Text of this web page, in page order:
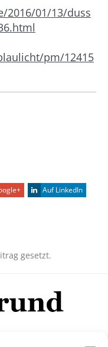
2016/01/13/duss
pm/12415
Auf LinkedIn
gesetzt.